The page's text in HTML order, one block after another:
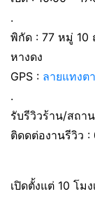
.
พิกัด : 77 หมู่ 10
หางดง
GPS : ลายแทงต
.
รับรีวิวร้าน/สถา
ติดดต่องานรีวิว
เปิดตั้งแต่ 10 โมง